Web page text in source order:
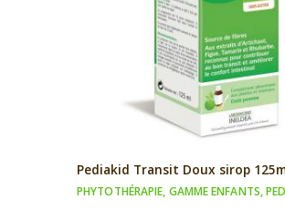
Pediakid Transit Doux sirop
PHYTOTHÉRAPIE, GAMME ENFANTS,